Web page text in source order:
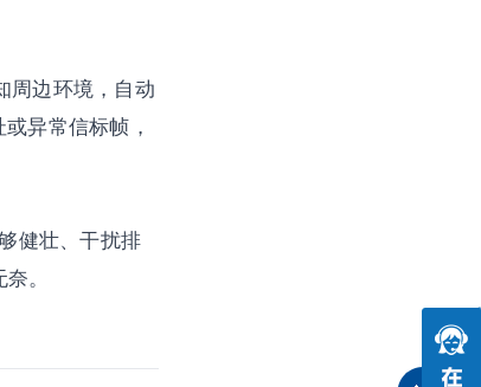
周边环境，自动
异常信标帧，
健壮、干扰排
。